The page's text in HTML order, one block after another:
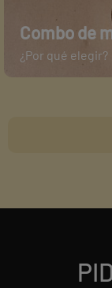
Combo de
¿Por qué elegir?